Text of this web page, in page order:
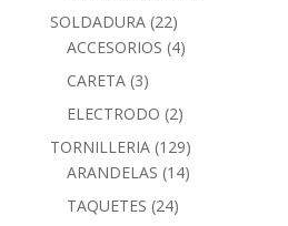
SOLDADURA (22)
ACCESORIOS (4)
CARETA (3)
ELECTRODO (2)
TORNILLERIA (129)
ARANDELAS (14)
TAQUETES (24)